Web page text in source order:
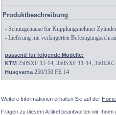
Produktbeschreibung
- Schutzgehäuse für Kupplungsnehmer Zylinder
- Lieferung mit verlängerten
passend für folgende Modelle:
KTM 250SXF 13-14, 350SXF 11-14,
Husqvarna 250/350 FE 14
Weitere Informationen erhalten Sie auf der
Fragen zu diesem Artikel beantworten wir